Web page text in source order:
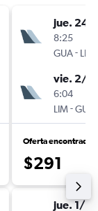
jue. 24/
8:25
GUA- LIM
vie. 2/
6:04
LIM-GUA
Oferta encontrada
$291
jue. 1/10